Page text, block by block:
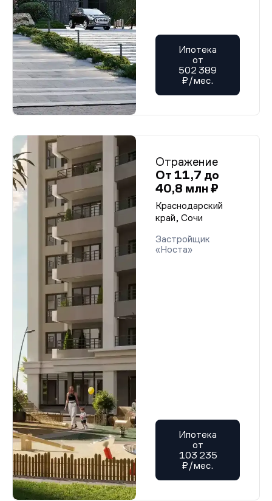
Ипотека
от
502 389
₽/мес.
Отражение
От 11,7 до
40,8 млн ₽
Краснодарский
край, Сочи
Застройщик
«Носта»
Ипотека
от
103 235
₽/мес.